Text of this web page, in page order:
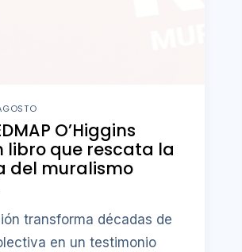
O’Higgins
libro que rescata la
del muralismo
transforma décadas de
en un testimonio